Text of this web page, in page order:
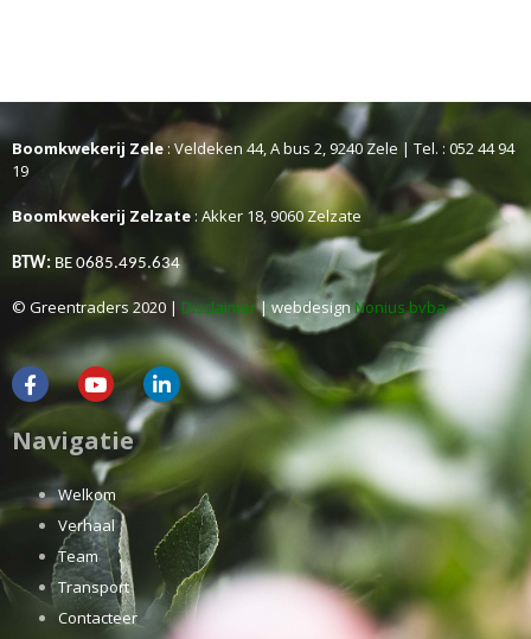
Boomkwekerij Zele: Veldeken 44, A bus 2, 9240 Zele | Tel. : 052 44 94
19
Boomkwekerij Zelzate : Akker 18, 9060 Zelzate
BTW: BE 0685.495.634
© Greentraders 2020 | Disclaimer| webdesignNonius bvba
Navigatie
Welkom
Verhaal
Team
Transport
Contacteer